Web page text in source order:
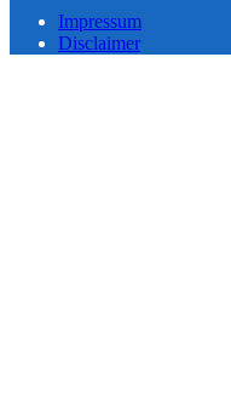
Impressum
Disclaimer